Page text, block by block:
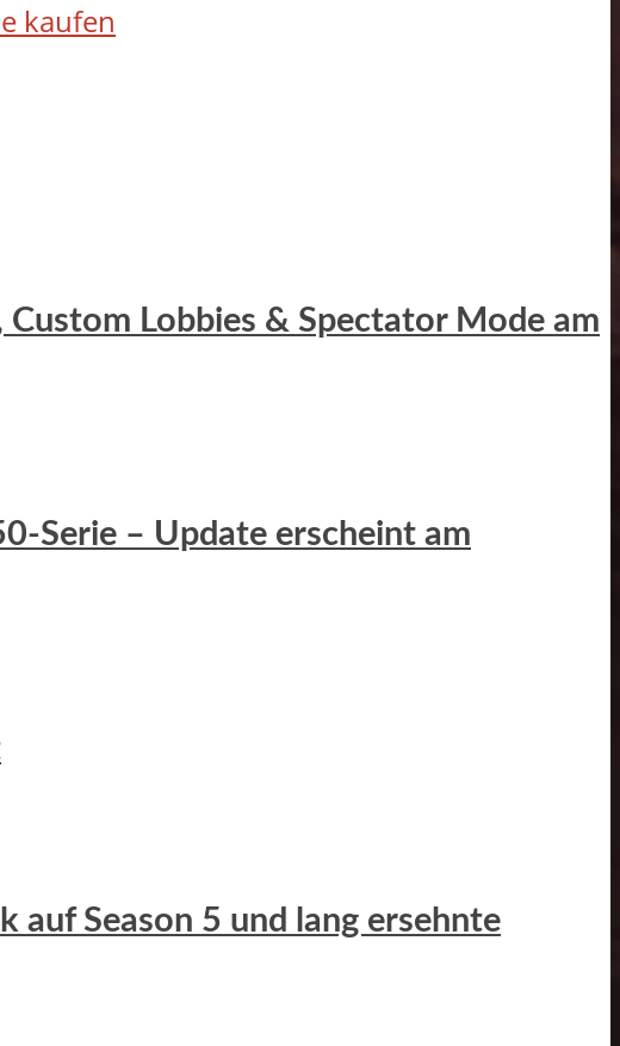
kaufen
Lobbies & Spectator Mode am
Serie – Update erscheint am
auf Season 5 und lang ersehnte